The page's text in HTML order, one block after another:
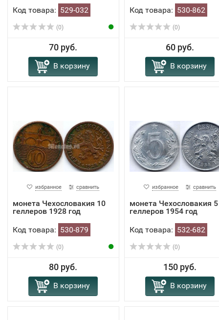
Код товара: 529-032
(0)
70 руб.
В корзину
Код товара: 530-862
(0)
60 руб.
В корзину
избранное сравнить
монета Чехословакия 10
геллеров 1928 год
Код товара: 530-879
(0)
80 руб.
В корзину
избранное сравнить
монета Чехословакия 5
геллеров 1954 год
Код товара: 532-682
(0)
150 руб.
В корзину